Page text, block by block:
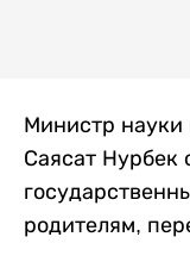
Министр науки
Саясат Нурбек
родителям,